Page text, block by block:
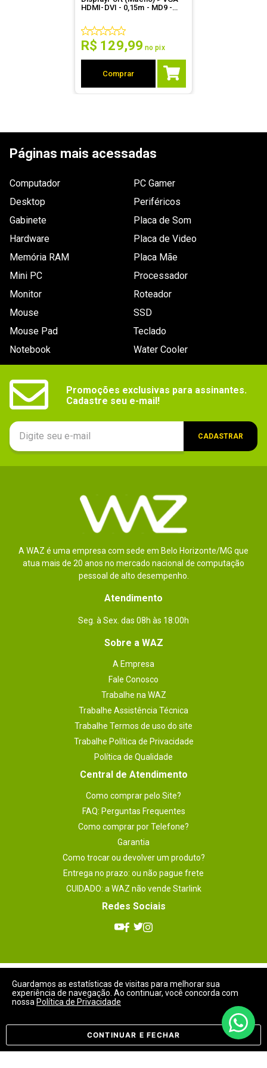
HDMI-DVI - 0,15m - MD9 -
R$ 129,99 no pix
Comprar
Páginas mais acessadas
Computador
Desktop
Gabinete
Hardware
Memória RAM
Mini PC
Monitor
Mouse
Mouse Pad
Notebook
PC Gamer
Periféricos
Placa de Som
Placa de Video
Placa Mãe
Processador
Roteador
SSD
Teclado
Water Cooler
Promoções exclusivas para assinantes.
Cadastre seu e-mail!
CADASTRAR
A WAZ é uma empresa com sede em Belo Horizonte/MG que
atua mais de 20 anos no mercado nacional de computação
pessoal de alto desempenho.
Atendimento
Seg. à Sex. das 08h às 18:00h
Sobre a WAZ
A Empresa
Fale Conosco
Trabalhe na WAZ
Trabalhe Assistência Técnica
Trabalhe Termos de uso do site
Trabalhe Política de Privacidade
Política de Qualidade
Central de Atendimento
Como comprar pelo Site?
FAQ: Perguntas Frequentes
Como comprar por Telefone?
Garantia
Como trocar ou devolver um produto?
Entrega no prazo: ou não pague frete
CUIDADO: a WAZ não vende Starlink
Redes Sociais
Meios de Pagamentos
Selos
Guardamos as estatísticas de visitas para melhorar sua
experiência de navegação. Ao continuar, você concorda com
nossa Política de Privacidade
CONTINUAR E FECHAR